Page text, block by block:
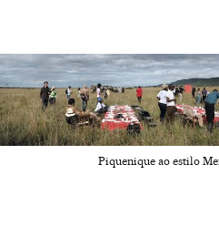
Piquenique ao estilo